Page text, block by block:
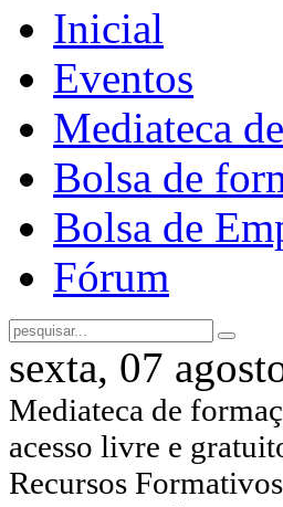
Inicial
Eventos
Mediateca
Bolsa de
Bolsa de
Fórum
sexta, 07
Mediateca de
acesso livre e
Recursos